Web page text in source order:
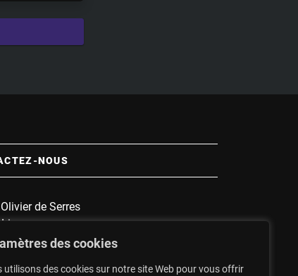
des cookies
utilisons des cookies sur notre site Web pour vous offrir
n
NOUS
de Serres